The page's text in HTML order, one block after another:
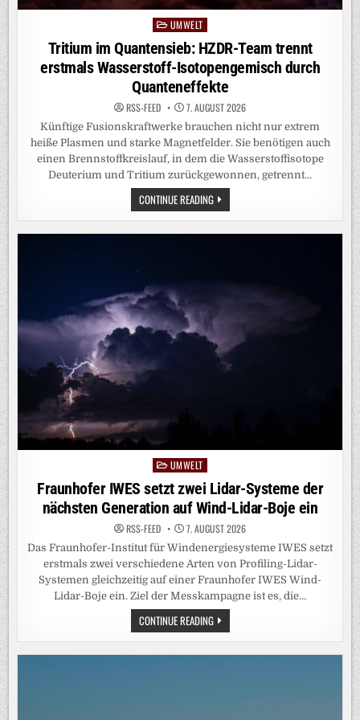
PostedUMWELT
Tritium im Quantensieb: HZDR-Team trennt
erstmals Wasserstoff-Isotopengemisch durch
Quanteneffekte
RSS-FEED 7. AUGUST 2026
Künftige Fusionskraftwerke brauchen nicht nur extrem
heiße Plasmen und starke Magnetfelder. Sie benötigen auch
einen Brennstoffkreislauf, in dem die Wasserstoffisotope
Deuterium und Tritium zurückgewonnen, getrennt…
CONTINUE READINGTRITIUM
IM
QUANTENSIEB:
PostedUMWELT
Fraunhofer IWES setzt zwei Lidar-Systeme der
nächsten Generation auf Wind-Lidar-Boje ein
RSS-FEED 7. AUGUST 2026
Das Fraunhofer-Institut für Windenergiesysteme IWES setzt
erstmals zwei verschiedene Arten von Profiling-Lidar-
Systemen gleichzeitig auf einer Fraunhofer IWES Wind-
Lidar-Boje ein. Ziel der Messkampagne ist es, die…
CONTINUE READINGFRAUNHOFER
IWES
SETZT